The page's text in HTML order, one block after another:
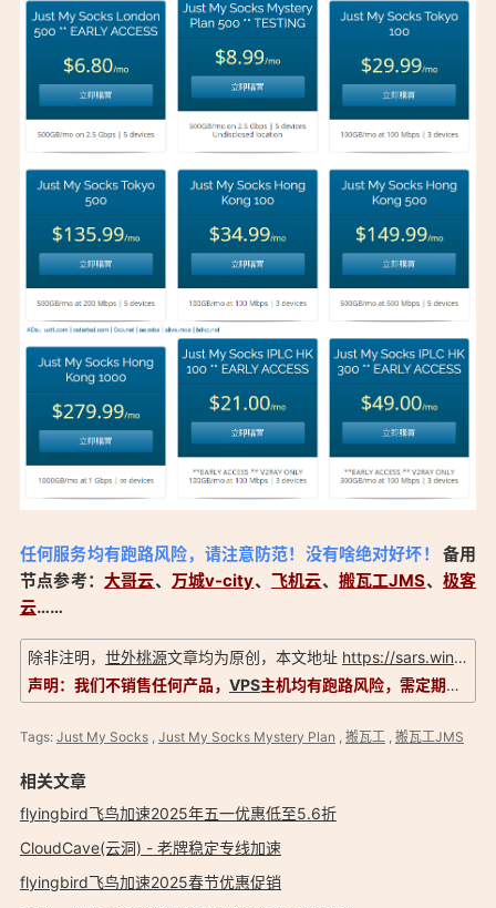
任何服务均有跑路风险，请注意防范！没有啥绝对好坏！
备用
节点参考：大哥云、 万城v-city、 飞机云、 搬瓦工JMS、 极客
云……
除非注明， 世外桃源文章均为原创，本文地址 https://sars.win/31
声明：我们不销售任何产品， VPS主机均有跑路风险，需定期备份以防数据丢失，信息以官方实际为准！
Tags: Just My Socks, Just My Socks Mystery Plan , 搬瓦工, 搬瓦工JMS
相关文章
flyingbird飞鸟加速2025年五一优惠低至5.6折
CloudCave(云洞) - 老牌稳定专线加速
flyingbird飞鸟加速2025春节优惠促销